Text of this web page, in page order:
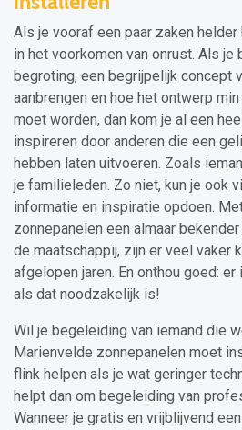
Als je vooraf een paar zaken
in het voorkomen van onrust. Als je
begroting, een begrijpelijk concept
aanbrengen en hoe het ontwerp
moet worden, dan kom je al een
inspireren door anderen die een
hebben laten uitvoeren. Zoals
je familieleden. Zo niet, kun je ook
informatie en inspiratie opdoen.
zonnepanelen een almaar
de maatschappij, zijn er veel vaker
afgelopen jaren. En onthou goed:
als dat noodzakelijk is!
Wil je begeleiding van iemand die
Marienvelde zonnepanelen moet
flink helpen als je wat geringer
helpt dan om begeleiding van
Wanneer je gratis en vrijblijvend